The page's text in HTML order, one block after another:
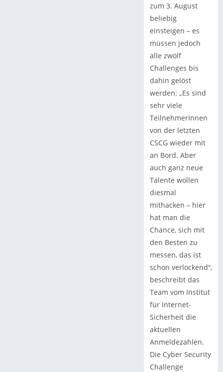
zum 3. August
beliebig
einsteigen – es
müssen jedoch
alle zwölf
Challenges bis
dahin gelöst
werden: „Es sind
sehr viele
TeilnehmerInnen
von der letzten
CSCG wieder mit
an Bord. Aber
auch ganz neue
Talente wollen
diesmal
mithacken – hier
hat man die
Chance, sich mit
den Besten zu
messen, das ist
schon verlockend“,
beschreibt das
Team vom Institut
für Internet-
Sicherheit die
aktuellen
Anmeldezahlen.
Die Cyber Security
Challenge